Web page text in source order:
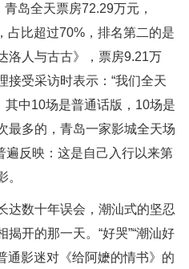
岛全天票房72.29万元，
占比超过70%，排名第二的是
洛人与古古》，票房9.21万
接受采访时表示：“我们全天
其中10场是普通话版，10场是
最多的，青岛一家影城全天场
遍反映：这是自己入行以来第
。
达数十年误会，潮汕式的坚忍
开的那一天。“好哭”“潮汕好
通影迷对《给阿嬷的情书》的